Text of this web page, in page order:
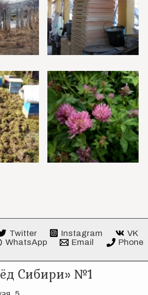
Twitter Instagram
VK
WhatsApp Email Phone
Сибири» №1